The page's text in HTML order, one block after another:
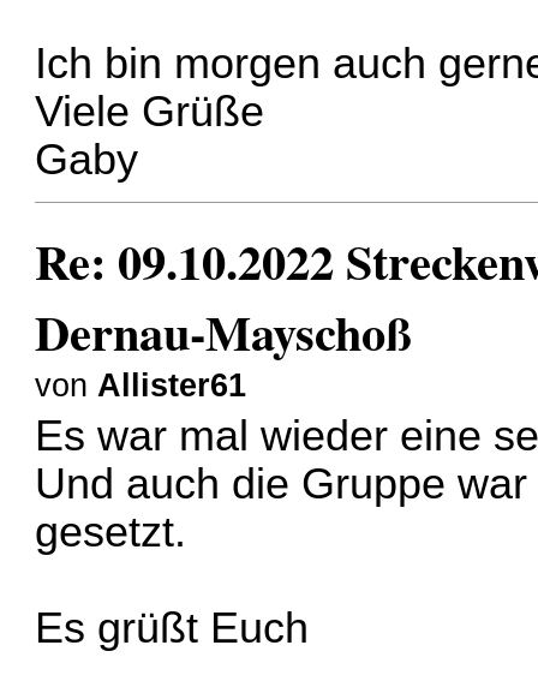
Ich bin morgen auch
Viele Grüße
Gaby
Re: 09.10.2022
Dernau-Mayschoß
von Allister61
Es war mal wieder eine
Und auch die Gruppe
gesetzt.
Es grüßt Euch